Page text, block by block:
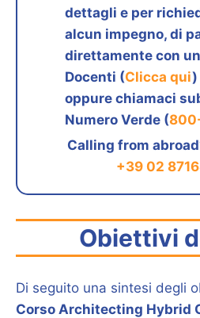
dettagli e per
alcun impegno, di
direttamente con
Docenti (Clicca qui)
oppure chiamaci
Numero Verde (
Calling from
+39 02
Obiettivi
Di seguito una sintesi degli
Corso Architecting Hybrid